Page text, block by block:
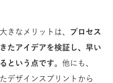
きなメリットは、 プロセス
たアイデアを検証し、早い
という点です。他にも、
デザインスプリントから